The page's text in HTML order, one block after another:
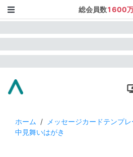
総会員数1600
ホーム / メッセージカードテンプレ
中見舞いはがき